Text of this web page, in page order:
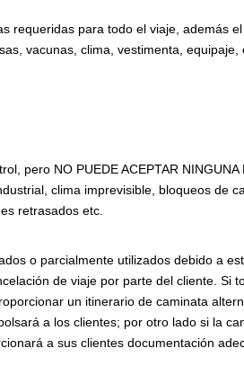
requeridas para todo el viaje, además
vacunas, clima, vestimenta,
pero NO PUEDE ACEPTAR
clima imprevisible, bloqueos de
retrasados etc.
o parcialmente utilizados debido a
de viaje por parte del cliente. Si
un itinerario de caminata
a los clientes; por otro lado si la
a sus clientes documentación